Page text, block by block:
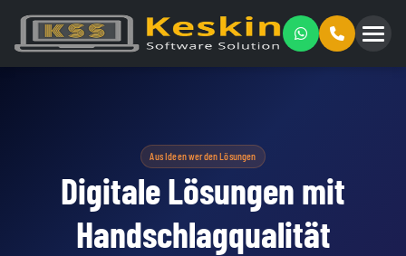
springen
Aus Ideen werden Lösungen
Digitale Lösungen mit
Handschlagqualität